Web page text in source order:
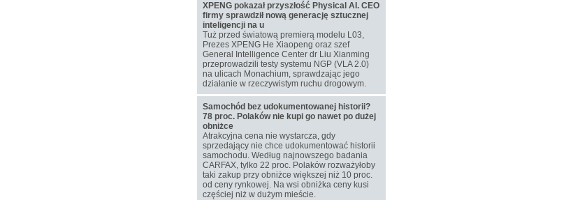
XPENG pokazał przyszłość Physical AI. CEO
firmy sprawdził nową generację sztucznej
inteligencji na u
Tuż przed światową premierą modelu L03,
Prezes XPENG He Xiaopeng oraz szef
General Intelligence Center dr Liu Xianming
przeprowadzili testy systemu NGP (VLA 2.0)
na ulicach Monachium, sprawdzając jego
działanie w rzeczywistym ruchu drogowym.
Samochód bez udokumentowanej historii?
78 proc. Polaków nie kupi go nawet po dużej
obniżce
Atrakcyjna cena nie wystarcza, gdy
sprzedający nie chce udokumentować historii
samochodu. Według najnowszego badania
CARFAX, tylko 22 proc. Polaków rozważyłoby
taki zakup przy obniżce większej niż 10 proc.
od ceny rynkowej. Na wsi obniżka ceny kusi
częściej niż w dużym mieście.